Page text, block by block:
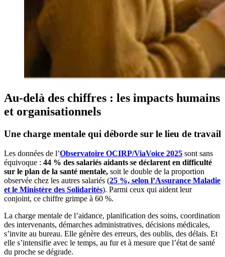
Au-delà des chiffres : les impacts humains
et organisationnels
Une charge mentale qui déborde sur le lieu de travail
Les données de l’Observatoire OCIRP/ViaVoice 2025 sont sans
équivoque : 44 % des salariés aidants se déclarent en difficulté
sur le plan de la santé mentale, soit le double de la proportion
observée chez les autres salariés (25 %, selon l’Assurance Maladie
et le Ministère des Solidarités). Parmi ceux qui aident leur
conjoint, ce chiffre grimpe à 60 %.
La charge mentale de l’aidance, planification des soins, coordination
des intervenants, démarches administratives, décisions médicales,
s’invite au bureau. Elle génère des erreurs, des oublis, des délais. Et
elle s’intensifie avec le temps, au fur et à mesure que l’état de santé
du proche se dégrade.